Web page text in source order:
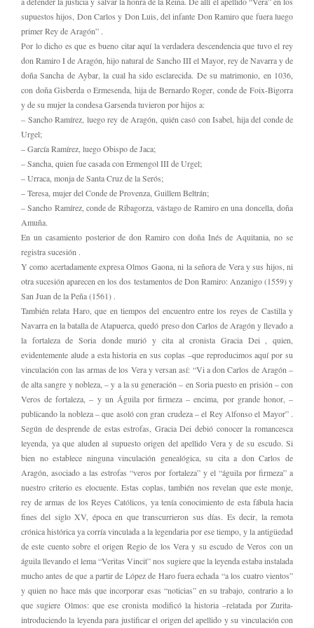
supuestos hijos, Don Carlos y Don Luis, del infante Don Ramiro que fuera luego
primer Rey de Aragón” .
Por lo dicho es que es bueno citar aquí la verdadera descendencia que tuvo el rey
don Ramiro I de Aragón, hijo natural de Sancho III el Mayor, rey de Navarra y de
doña Sancha de Aybar, la cual ha sido esclarecida. De su matrimonio, en 1036,
con doña Gisberda o Ermesenda, hija de Bernardo Roger, conde de Foix-Bigorra
y de su mujer la condesa Garsenda tuvieron por hijos a:
– Sancho Ramírez, luego rey de Aragón, quién casó con Isabel, hija del conde de
Urgel;
– García Ramírez, luego Obispo de Jaca;
– Sancha, quien fue casada con Ermengol III de Urgel;
– Urraca, monja de Santa Cruz de la Serós;
– Teresa, mujer del Conde de Provenza, Guillem Beltrán;
– Sancho Ramírez, conde de Ribagorza, vástago de Ramiro en una doncella, doña
Amuña.
En un casamiento posterior de don Ramiro con doña Inés de Aquitania, no se
registra sucesión .
Y como acertadamente expresa Olmos Gaona, ni la señora de Vera y sus hijos, ni
otra sucesión aparecen en los dos testamentos de Don Ramiro: Anzanigo (1559) y
San Juan de la Peña (1561) .
También relata Haro, que en tiempos del encuentro entre los reyes de Castilla y
Navarra en la batalla de Atapuerca, quedó preso don Carlos de Aragón y llevado a
la fortaleza de Soria donde murió y cita al cronista Gracia Dei , quien,
evidentemente alude a esta historia en sus coplas –que reproducimos aquí por su
vinculación con las armas de los Vera y versan así: “Vi a don Carlos de Aragón –
de alta sangre y nobleza, – y a la su generación – en Soria puesto en prisión – con
Veros de fortaleza, – y un Águila por firmeza – encima, por grande honor, –
publicando la nobleza – que asoló con gran crudeza – el Rey Alfonso el Mayor” .
Según de desprende de estas estrofas, Gracia Dei debió conocer la romancesca
leyenda, ya que aluden al supuesto origen del apellido Vera y de su escudo. Si
bien no establece ninguna vinculación genealógica, su cita a don Carlos de
Aragón, asociado a las estrofas “veros por fortaleza” y el “águila por firmeza” a
nuestro criterio es elocuente. Estas coplas, también nos revelan que este monje,
rey de armas de los Reyes Católicos, ya tenía conocimiento de esta fábula hacia
fines del siglo XV, época en que transcurrieron sus días. Es decir, la remota
crónica histórica ya corría vinculada a la legendaria por ese tiempo, y la antigüedad
de este cuento sobre el origen Regio de los Vera y su escudo de Veros con un
águila llevando el lema “Veritas Vincit” nos sugiere que la leyenda estaba instalada
mucho antes de que a partir de López de Haro fuera echada “a los cuatro vientos”
y quien no hace más que incorporar esas “noticias” en su trabajo, contrario a lo
que sugiere Olmos: que ese cronista modificó la historia –relatada por Zurita-
introduciendo la leyenda para justificar el origen del apellido y su vinculación con